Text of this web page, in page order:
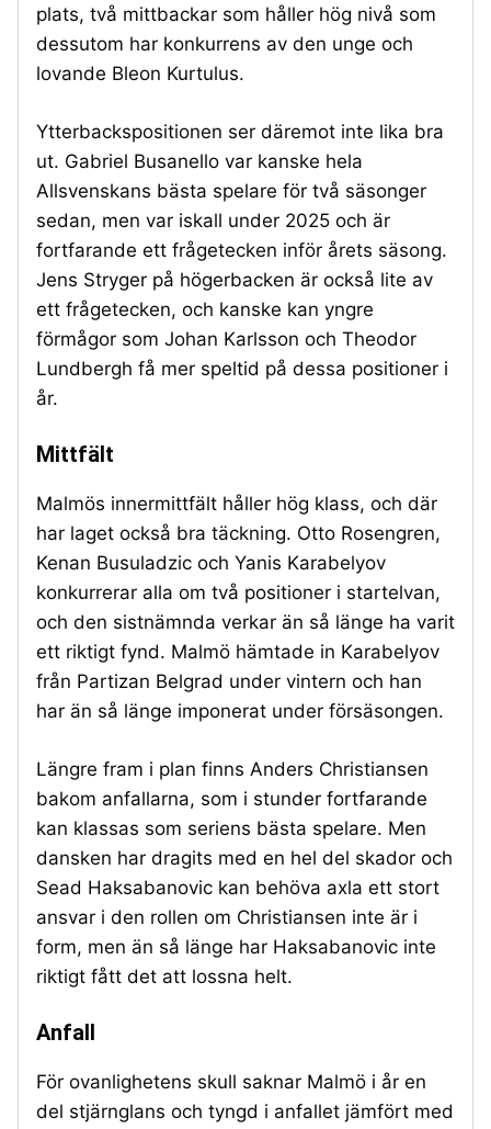
plats, två mittbackar som håller hög nivå som
dessutom har konkurrens av den unge och
lovande Bleon Kurtulus.
Ytterbackspositionen ser däremot inte lika bra
ut. Gabriel Busanello var kanske hela
Allsvenskans bästa spelare för två säsonger
sedan, men var iskall under 2025 och är
fortfarande ett frågetecken inför årets säsong.
Jens Stryger på högerbacken är också lite av
ett frågetecken, och kanske kan yngre
förmågor som Johan Karlsson och Theodor
Lundbergh få mer speltid på dessa positioner i
år.
Mittfält
Malmös innermittfält håller hög klass, och där
har laget också bra täckning. Otto Rosengren,
Kenan Busuladzic och Yanis Karabelyov
konkurrerar alla om två positioner i startelvan,
och den sistnämnda verkar än så länge ha varit
ett riktigt fynd. Malmö hämtade in Karabelyov
från Partizan Belgrad under vintern och han
har än så länge imponerat under försäsongen.
Längre fram i plan finns Anders Christiansen
bakom anfallarna, som i stunder fortfarande
kan klassas som seriens bästa spelare. Men
dansken har dragits med en hel del skador och
Sead Haksabanovic kan behöva axla ett stort
ansvar i den rollen om Christiansen inte är i
form, men än så länge har Haksabanovic inte
riktigt fått det att lossna helt.
Anfall
För ovanlighetens skull saknar Malmö i år en
del stjärnglans och tyngd i anfallet jämfört med